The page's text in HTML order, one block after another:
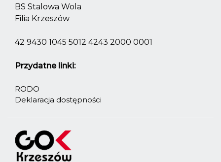
BS Stalowa Wola
Filia Krzeszów
42 9430 1045 5012 4243 2000 0001
Przydatne linki:
RODO
Deklaracja dostępności